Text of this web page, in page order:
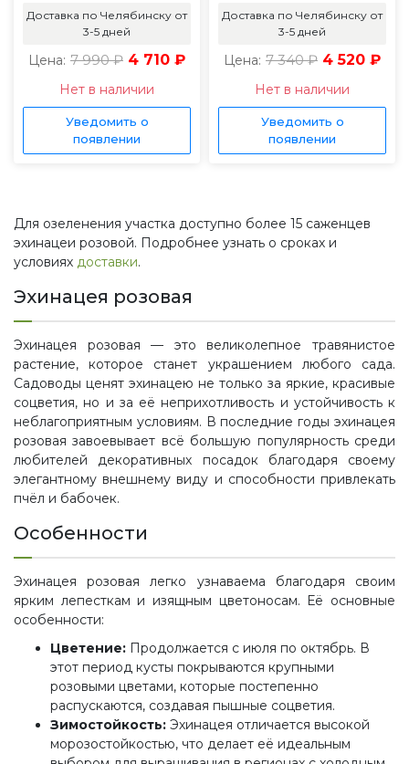
Доставка по Челябинску от
3-5 дней
Цена: 7 990 ₽ 4 710 ₽
Нет в наличии
Уведомить о
появлении
Доставка по Челябинску от
3-5 дней
Цена: 7 340 ₽ 4 520 ₽
Нет в наличии
Уведомить о
появлении
Для озеленения участка доступно более 15 саженцев
эхинацеи розовой. Подробнее узнать о сроках и
условиях доставки.
Эхинацея розовая
Эхинацея розовая — это великолепное травянистое
растение, которое станет украшением любого сада.
Садоводы ценят эхинацею не только за яркие, красивые
соцветия, но и за её неприхотливость и устойчивость к
неблагоприятным условиям. В последние годы эхинацея
розовая завоевывает всё большую популярность среди
любителей декоративных посадок благодаря своему
элегантному внешнему виду и способности привлекать
пчёл и бабочек.
Особенности
Эхинацея розовая легко узнаваема благодаря своим
ярким лепесткам и изящным цветоносам. Её основные
особенности:
Цветение: Продолжается с июля по октябрь. В
этот период кусты покрываются крупными
розовыми цветами, которые постепенно
распускаются, создавая пышные соцветия.
Зимостойкость: Эхинацея отличается высокой
морозостойкостью, что делает её идеальным